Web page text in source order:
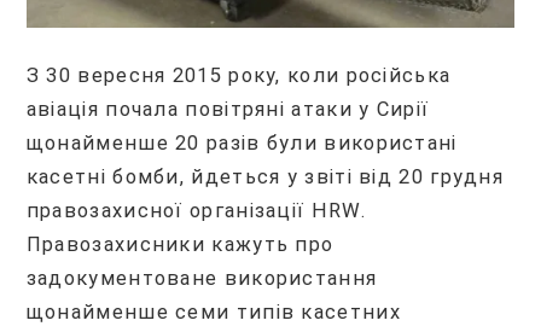
З 30 вересня 2015 року, коли російська
авіація почала повітряні атаки у Сирії
щонайменше 20 разів були використані
касетні бомби, йдеться у звіті від 20 грудня
правозахисної організації HRW.
Правозахисники кажуть про
задокументоване використання
щонайменше семи типів касетних